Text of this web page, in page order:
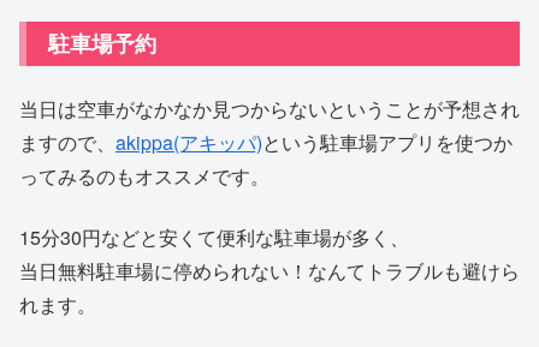
駐車場予約
当日は空車がなかなか見つからないということが予想され
ますので、 akippa(アキッパ)という駐車場アプリを使つか
ってみるのもオススメです。
15分30円などと安くて便利な駐車場が多く、
当日無料駐車場に停められない！なんてトラブルも避けら
れます。